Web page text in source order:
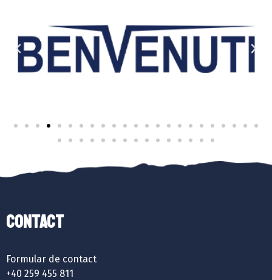
Contact
Formular de contact
+40 259 455 811